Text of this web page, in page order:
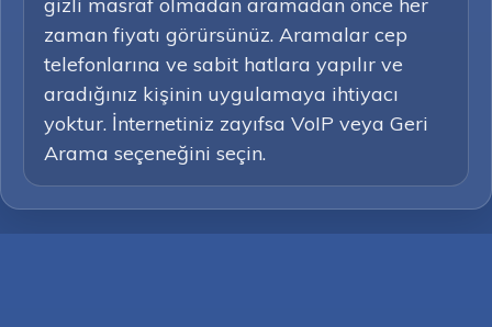
zaman fiyatı görürsünüz. Aramalar cep
telefonlarına ve sabit hatlara yapılır ve
aradığınız kişinin uygulamaya ihtiyacı
yoktur. İnternetiniz zayıfsa VoIP veya Geri
Arama seçeneğini seçin.